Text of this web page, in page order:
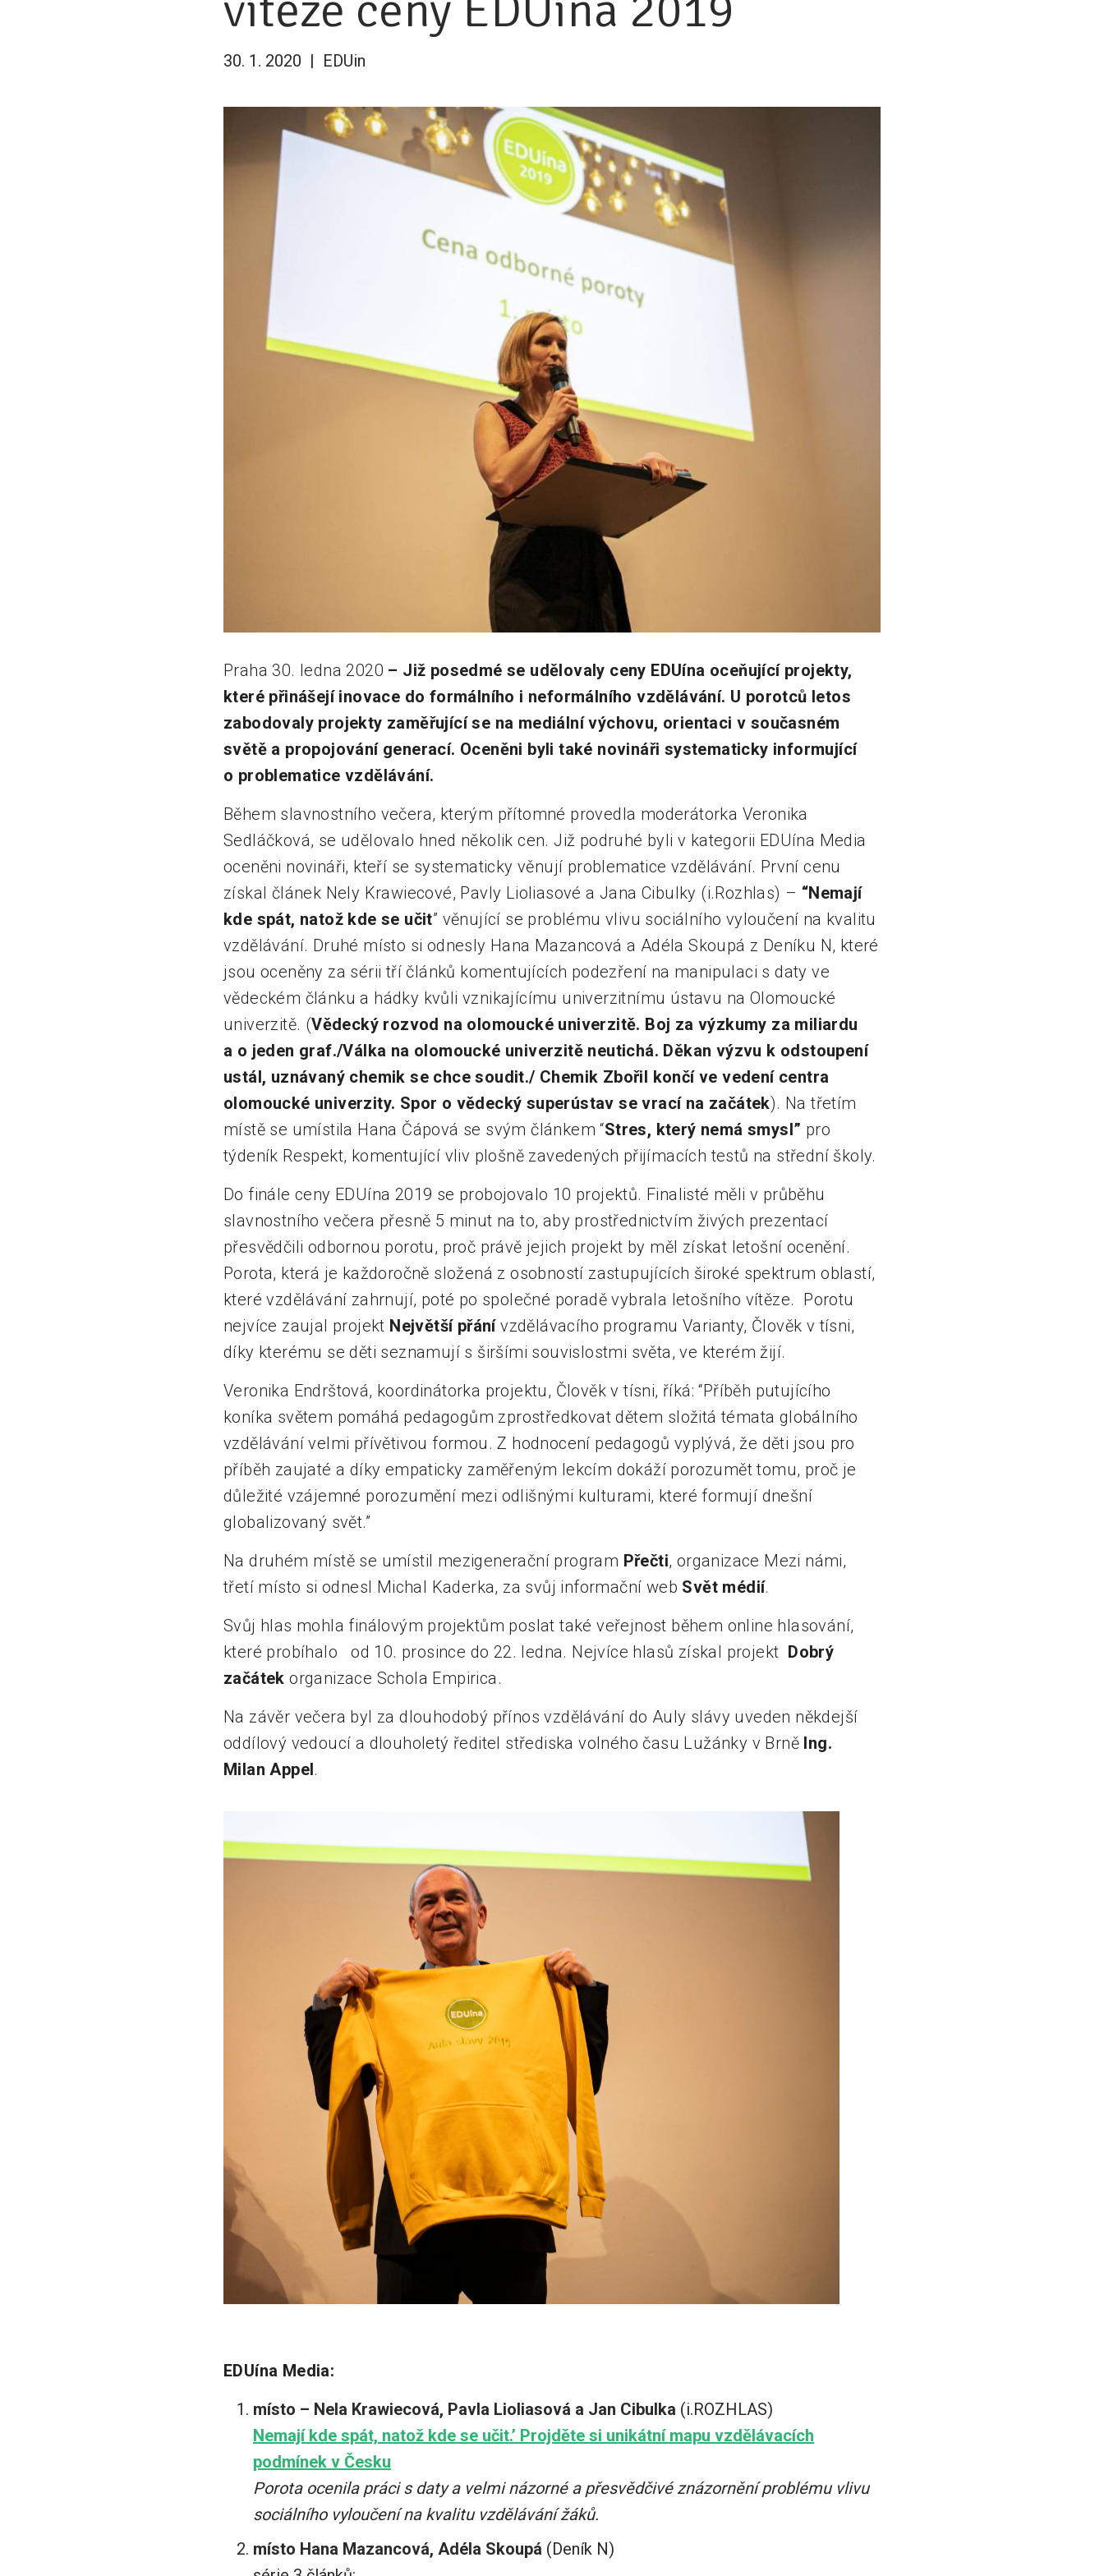
30. 1. 2020 EDUin
Praha 30. ledna 2020 – Již posedmé se udělovaly ceny EDUína oceňující projekty,
které přinášejí inovace do formálního i neformálního vzdělávání. U porotců letos
zabodovaly projekty zaměřující se na mediální výchovu, orientaci v současném
světě a propojování generací. Oceněni byli také novináři systematicky informující
o problematice vzdělávání.
Během slavnostního večera, kterým přítomné provedla moderátorka Veronika
Sedláčková, se udělovalo hned několik cen. Již podruhé byli v kategorii EDUína Media
oceněni novináři, kteří se systematicky věnují problematice vzdělávání. První cenu
získal článek Nely Krawiecové, Pavly Lioliasové a Jana Cibulky (i.Rozhlas) – “Nemají
kde spát, natož kde se učit” věnující se problému vlivu sociálního vyloučení na kvalitu
vzdělávání. Druhé místo si odnesly Hana Mazancová a Adéla Skoupá z Deníku N, které
jsou oceněny za sérii tří článků komentujících podezření na manipulaci s daty ve
vědeckém článku a hádky kvůli vznikajícímu univerzitnímu ústavu na Olomoucké
univerzitě. (Vědecký rozvod na olomoucké univerzitě. Boj za výzkumy za miliardu
a o jeden graf./Válka na olomoucké univerzitě neutichá. Děkan výzvu k odstoupení
ustál, uznávaný chemik se chce soudit./ Chemik Zbořil končí ve vedení centra
olomoucké univerzity. Spor o vědecký superústav se vrací na začátek). Na třetím
místě se umístila Hana Čápová se svým článkem “Stres, který nemá smysl” pro
týdeník Respekt, komentující vliv plošně zavedených přijímacích testů na střední školy.
Do finále ceny EDUína 2019 se probojovalo 10 projektů. Finalisté měli v průběhu
slavnostního večera přesně 5 minut na to, aby prostřednictvím živých prezentací
přesvědčili odbornou porotu, proč právě jejich projekt by měl získat letošní ocenění.
Porota, která je každoročně složená z osobností zastupujících široké spektrum oblastí,
které vzdělávání zahrnují, poté po společné poradě vybrala letošního vítěze. Porotu
nejvíce zaujal projekt Největší přánívzdělávacího programu Varianty, Člověk v tísni,
díky kterému se děti seznamují s širšími souvislostmi světa, ve kterém žijí.
Veronika Endrštová, koordinátorka projektu, Člověk v tísni, říká: “Příběh putujícího
koníka světem pomáhá pedagogům zprostředkovat dětem složitá témata globálního
vzdělávání velmi přívětivou formou. Z hodnocení pedagogů vyplývá, že děti jsou pro
příběh zaujaté a díky empaticky zaměřeným lekcím dokáží porozumět tomu, proč je
důležité vzájemné porozumění mezi odlišnými kulturami, které formují dnešní
globalizovaný svět.”
Na druhém místě se umístil mezigenerační program Přečti, organizace Mezi námi,
třetí místo si odnesl Michal Kaderka, za svůj informační web Svět médií.
Svůj hlas mohla finálovým projektům poslat také veřejnost během online hlasování,
které probíhalo od 10. prosince do 22. ledna. Nejvíce hlasů získal projekt Dobrý
začátek organizace Schola Empirica.
Na závěr večera byl za dlouhodobý přínos vzdělávání do Auly slávy uveden někdejší
oddílový vedoucí a dlouholetý ředitel střediska volného času Lužánky v Brně Ing.
Milan Appel.
EDUína Media:
místo – Nela Krawiecová, Pavla Lioliasová a Jan Cibulka (i.ROZHLAS)
Nemají kde spát, natož kde se učit.’ Projděte si unikátní mapu vzdělávacích
podmínek v Česku
Porota ocenila práci s daty a velmi názorné a přesvědčivé znázornění problému vlivu
sociálního vyloučení na kvalitu vzdělávání žáků.
místo Hana Mazancová, Adéla Skoupá (Deník N)